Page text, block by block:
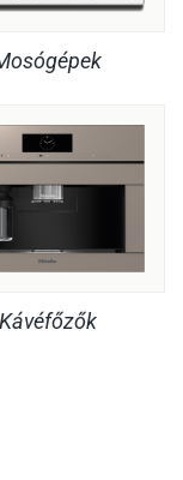
Kávéfőzők